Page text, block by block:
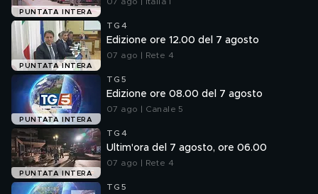
PUNTATA INTERA
PUNTATA INTERA
TG4
Edizione ore 12.00 del 7 agosto
07 ago | Rete 4
PUNTATA INTERA
TG5
Edizione ore 08.00 del 7 agosto
07 ago | Canale 5
PUNTATA INTERA
TG4
Ultim'ora del 7 agosto, ore 06.00
07 ago | Rete 4
TG5